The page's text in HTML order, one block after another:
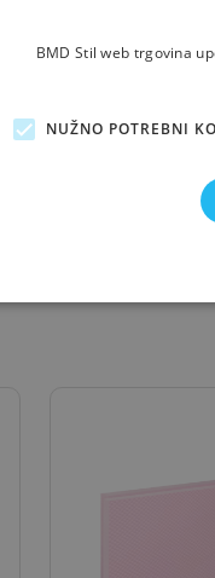
može se
BMD Stil web trgovina
NUŽNO POTREBNI